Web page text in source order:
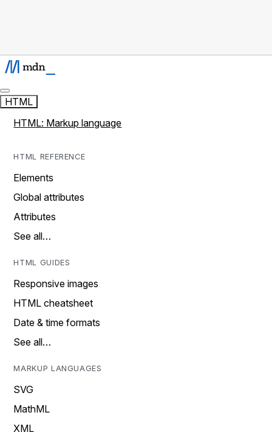
HTML
HTML: Markup language
HTML REFERENCE
Elements
Global attributes
Attributes
See all…
HTML GUIDES
Responsive images
HTML cheatsheet
Date & time formats
See all…
MARKUP LANGUAGES
SVG
MathML
XML